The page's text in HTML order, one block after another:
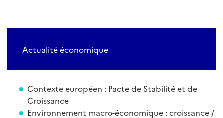
Actualité économique :
Contexte européen : Pacte de Stabilité et de
Croissance
Environnement macro-économique : croissance /